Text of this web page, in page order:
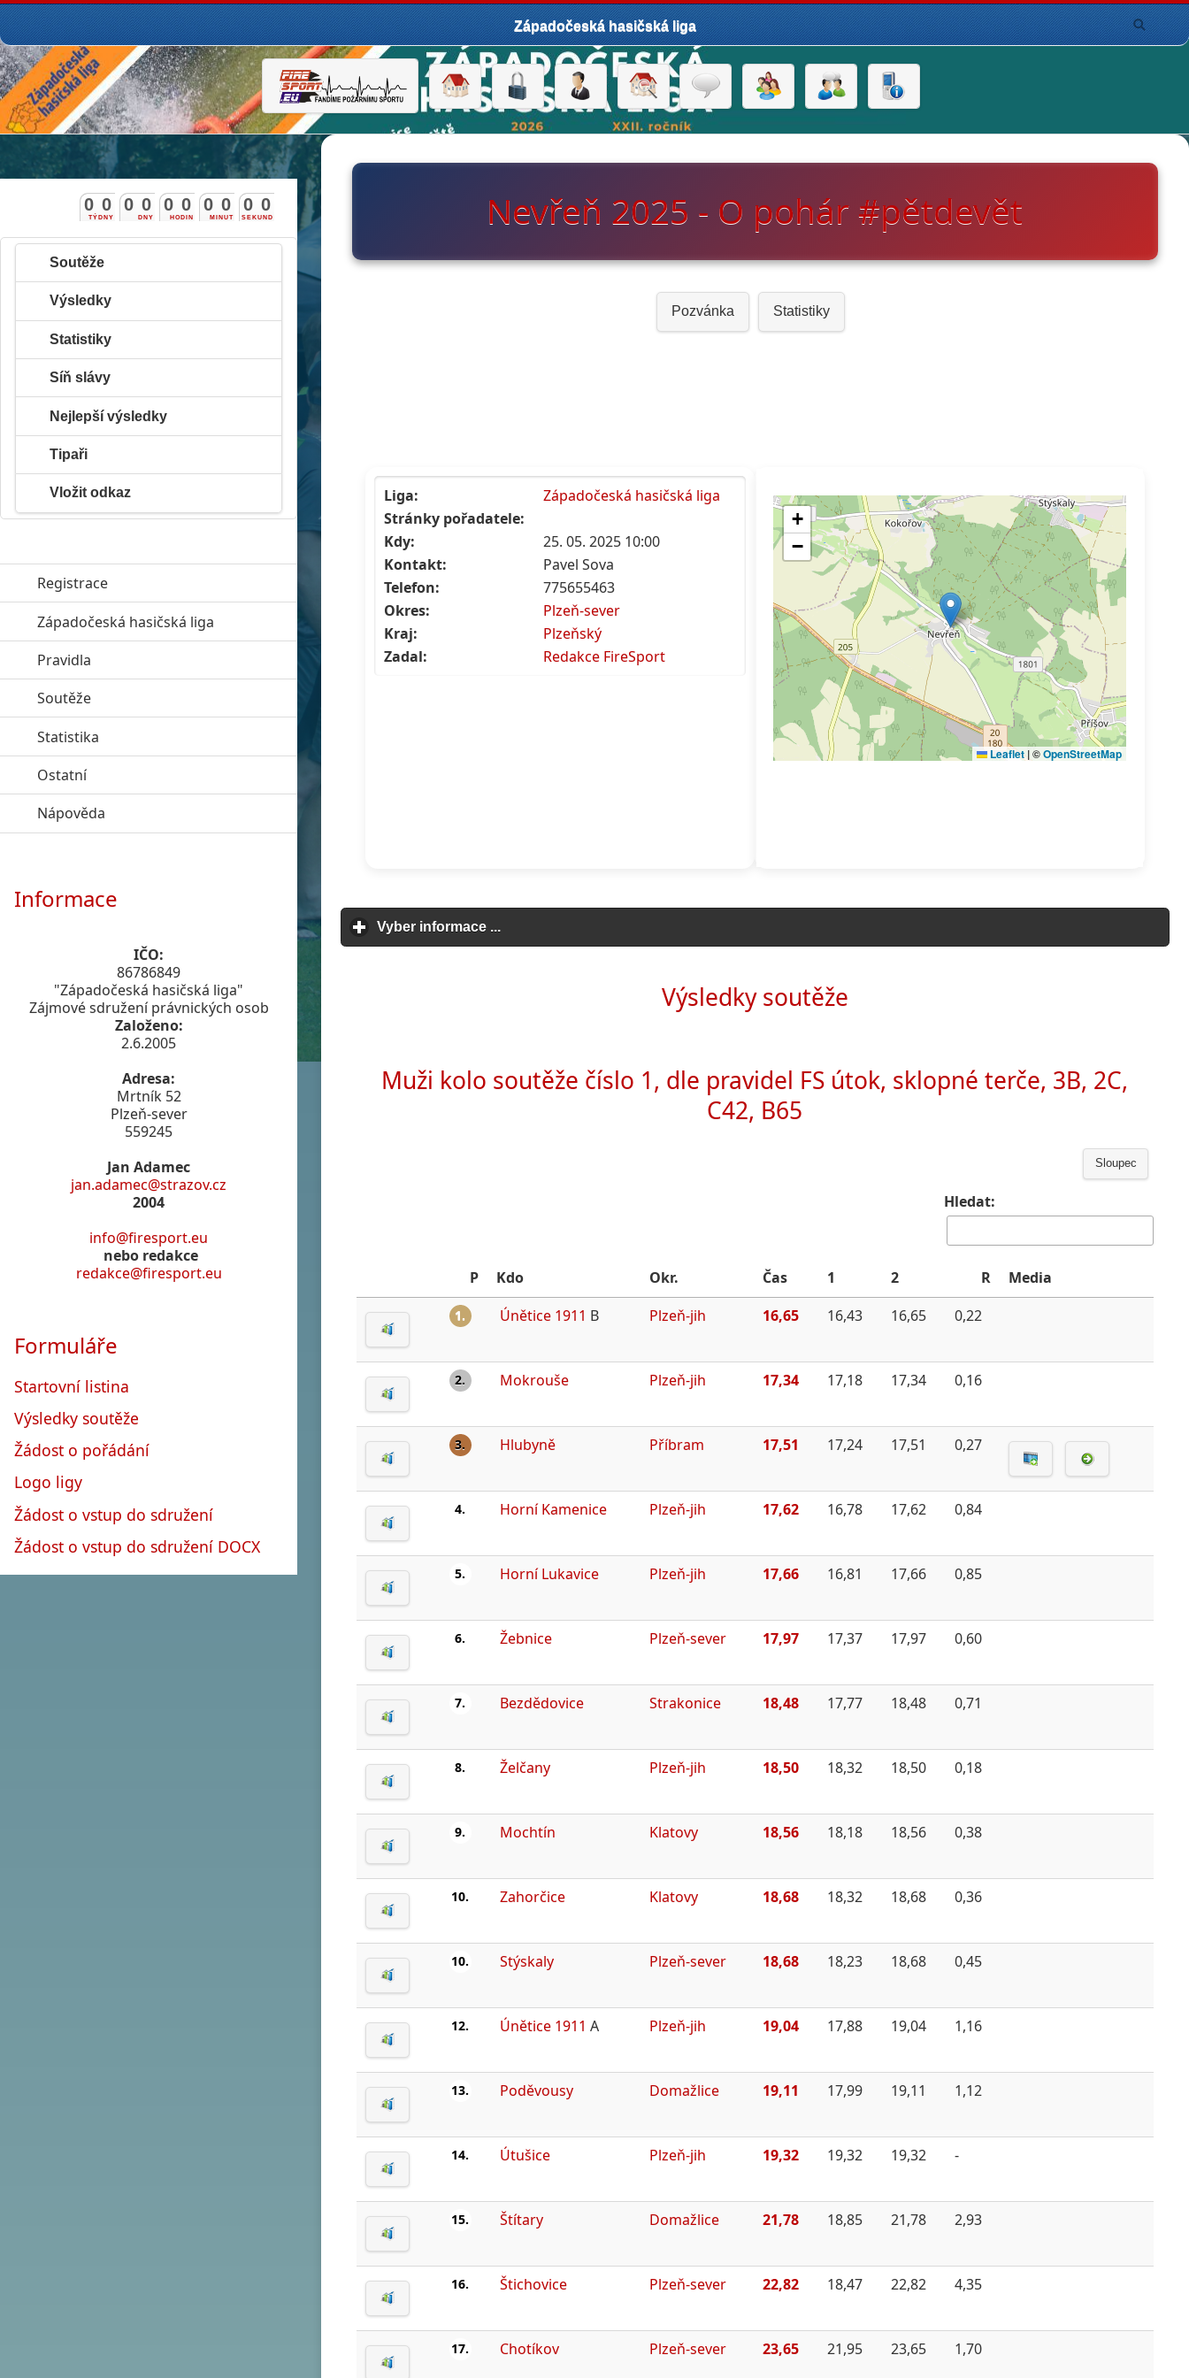
Západočeská hasičská liga
Nevřeň 2025 - O pohár #pětdevět
Pozvánka Statistiky
Liga:
Západočeská hasičská liga
Stránky pořadatele:
Kdy:
25. 05. 2025 10:00
Kontakt:
Pavel Sova
Telefon:
775655463
Okres:
Plzeň-sever
Kraj:
Plzeňský
Zadal:
Redakce FireSport
Vyber informace ...
Výsledky soutěže
Muži kolo soutěže číslo 1, dle pravidel FS útok, sklopné terče, 3B, 2C,
C42, B65
Sloupec
Hledat:
P Kdo Okr. Čas 1 2 R Media
1. Únětice 1911 B Plzeň-jih 16,65 16,43 16,65 0,22
2. Mokrouše Plzeň-jih 17,34 17,18 17,34 0,16
3. Hlubyně Příbram 17,51 17,24 17,51 0,27
4. Horní Kamenice Plzeň-jih 17,62 16,78 17,62 0,84
5. Horní Lukavice Plzeň-jih 17,66 16,81 17,66 0,85
6. Žebnice Plzeň-sever 17,97 17,37 17,97 0,60
7. Bezdědovice Strakonice 18,48 17,77 18,48 0,71
8. Želčany Plzeň-jih 18,50 18,32 18,50 0,18
9. Mochtín Klatovy 18,56 18,18 18,56 0,38
10. Zahorčice Klatovy 18,68 18,32 18,68 0,36
10. Stýskaly Plzeň-sever 18,68 18,23 18,68 0,45
12. Únětice 1911 A Plzeň-jih 19,04 17,88 19,04 1,16
13. Poděvousy Domažlice 19,11 17,99 19,11 1,12
14. Útušice Plzeň-jih 19,32 19,32 19,32 -
15. Štítary Domažlice 21,78 18,85 21,78 2,93
16. Štichovice Plzeň-sever 22,82 18,47 22,82 4,35
17. Chotíkov Plzeň-sever 23,65 21,95 23,65 1,70
TÝDNY
0 0
DNY
0 0
HODIN
0 0
MINUT
0 0
SEKUND
0 0
Soutěže
Výsledky
Statistiky
Síň slávy
Nejlepší výsledky
Tipaři
Vložit odkaz
Registrace
Západočeská hasičská liga click to expand contents
Pravidla
Soutěže
Statistika
Ostatníclick to expand contents
Nápověda
Informace
IČO:
86786849
"Západočeská hasičská liga"
Zájmové sdružení právnických osob
Založeno:
2.6.2005
Adresa:
Mrtník 52
Plzeň-sever
559245
Jan Adamec
jan.adamec@strazov.cz
2004
info@firesport.eu
nebo redakce
redakce@firesport.eu
Formuláře
Startovní listina
Výsledky soutěže
Žádost o pořádání
Logo ligy
Žádost o vstup do sdružení
Žádost o vstup do sdružení DOCX